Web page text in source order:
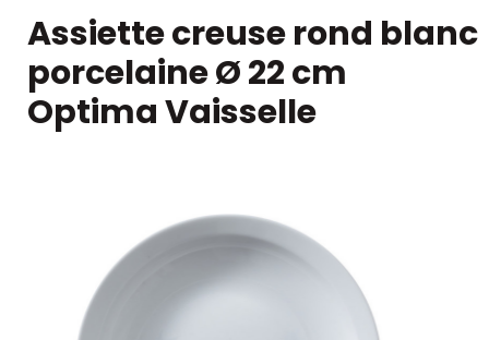
Assiette creuse rond blanc
porcelaine Ø 22 cm
Optima Vaisselle